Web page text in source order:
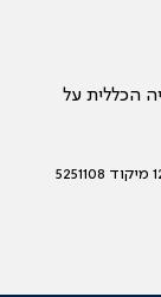
הכללית על